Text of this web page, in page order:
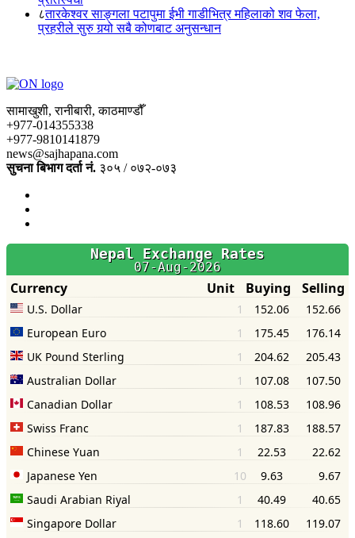
८तारकेश्वर साङ्गला पटापुमा ईभी गाडीभित्र महिलाको शव फेला,
प्रहरीले सुरु गर्‍यो सबै कोणबाट अनुसन्धान
सामाखुशी, रानीबारी, काठमाण्डौँ
+977-014355338
+977-9810141879
news@sajhapana.com
सुचना बिभाग दर्ता नं. ३०५ / ०७२-०७३